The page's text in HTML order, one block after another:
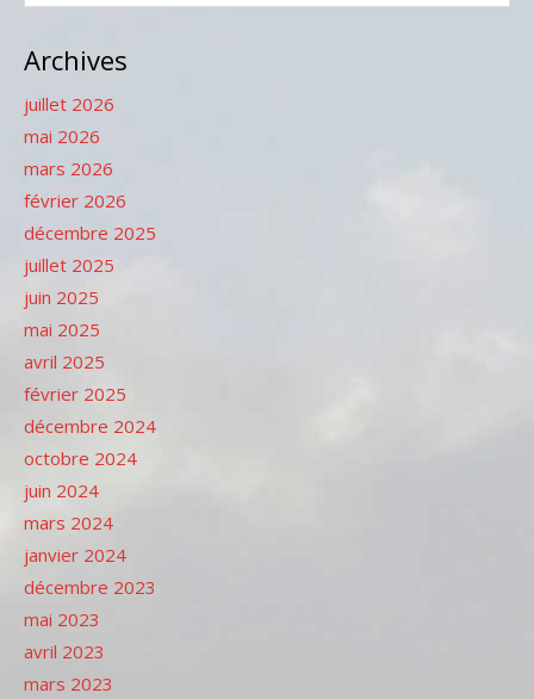
Archives
juillet 2026
mai 2026
mars 2026
février 2026
décembre 2025
juillet 2025
juin 2025
mai 2025
avril 2025
février 2025
décembre 2024
octobre 2024
juin 2024
mars 2024
janvier 2024
décembre 2023
mai 2023
avril 2023
mars 2023